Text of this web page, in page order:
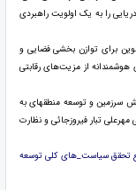
را به یک اولویت راهبردی
برای توازن بخشی فضایی و
از مزیت‌های رقابتی
سرزمین و توسعه منطقه­ای به
تبار فیروزجائی و نظارت
تحقق سیاست_های کلی توسعه